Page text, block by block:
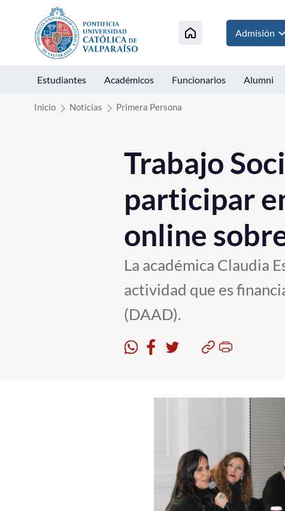
Click acá para ir directamente al contenido
Admisión
Estudiantes Académicos Funcionarios Alumni
Inicio Noticias Primera Persona
Trabajo
participar
online
La académica Claudia
actividad que es
(DAAD).